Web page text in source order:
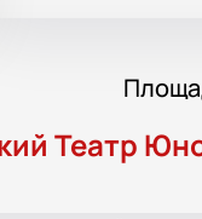
Театр